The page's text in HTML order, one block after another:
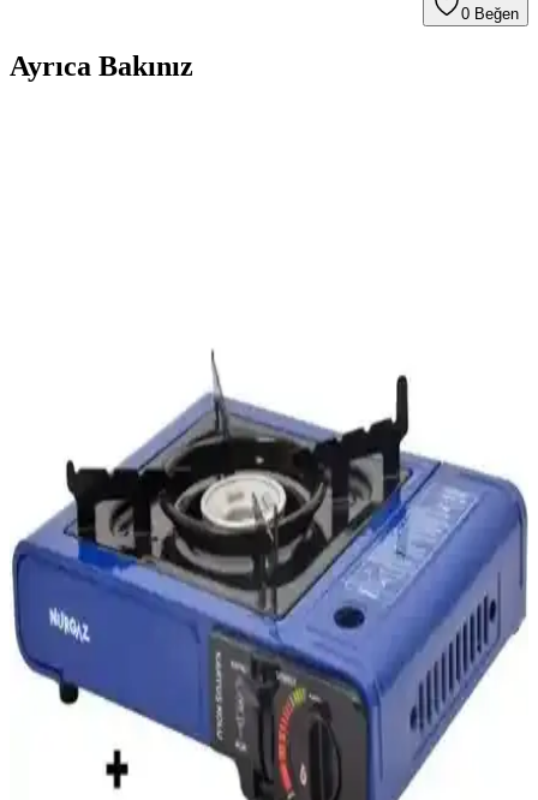
0 Beğen
Ayrıca Bakınız
Migros, geniş ürün yelpazesi ve uygun fiyat politikasıyla kamp
malzemeleri ihtiyaçlarınızı karşılar. Online platformda ürün detayları
ve kullanıcı yorumlarıyla kolay alışveriş imkanı sunar.
Katlanabilir Su Bidonları: Seyahat ve Günlük
Kullanım İçin Pratik Çözüm
Katlanabilir su bidonları, hafif ve dayanıklı malzemeleriyle seyahat,
kamp ve günlük kullanımda pratiklik sağlar. Esnek yapısı sayesinde
alan tasarrufu yapar ve hijyenik su taşımaya uygundur.
Orcamp Kamp Tencere Setleri: Dayanıklı ve Pratik
Kamp Mutfak Çözümü
Orcamp kamp tencere setleri, dayanıklı malzemeleri ve çeşitli
boyutlarıyla kamp yaparken kullanışlı ve güvenilir bir mutfak
çözümüdür. Hafif tasarımı ve kolay bakım özellikleriyle doğada
yemek hazırlığını pratik hale getirir.